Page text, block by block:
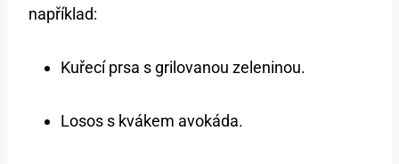
například:
Kuřecí prsa s grilovanou zeleninou.
Losos s kvákem avokáda.